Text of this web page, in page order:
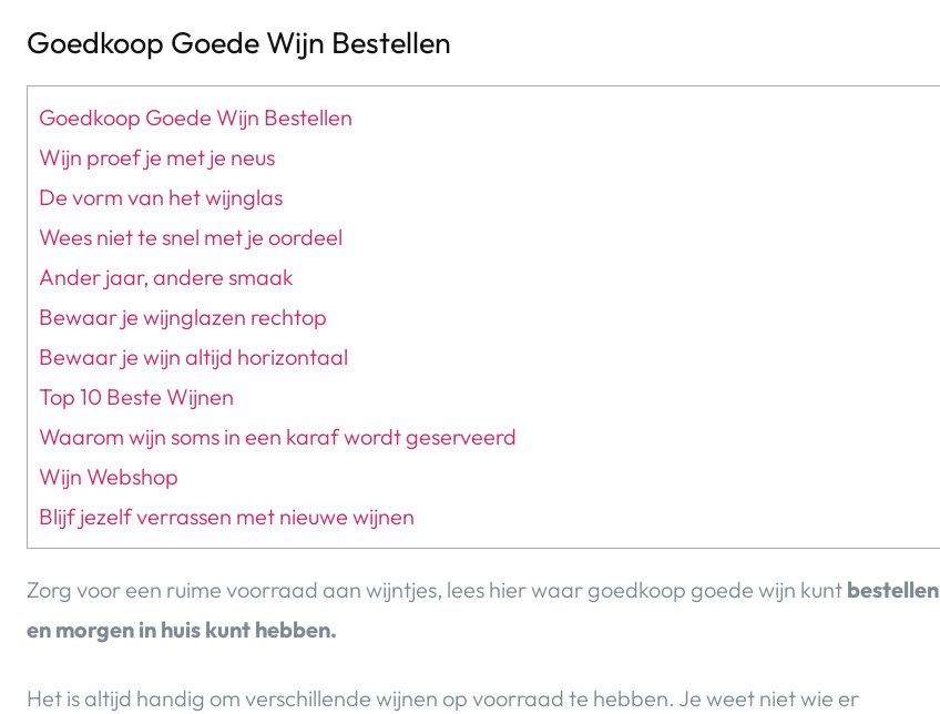
Goedkoop Goede Wijn Bestellen
Goedkoop Goede Wijn Bestellen
Wijn proef je met je neus
De vorm van het wijnglas
Wees niet te snel met je oordeel
Ander jaar, andere smaak
Bewaar je wijnglazen rechtop
Bewaar je wijn altijd horizontaal
Top 10 Beste Wijnen
Waarom wijn soms in een karaf wordt geserveerd
Wijn Webshop
Blijf jezelf verrassen met nieuwe wijnen
Zorg voor een ruime voorraad aan wijntjes, lees hier waar goedkoop goede wijn kunt bestellen
en morgen in huis kunt hebben.
Het is altijd handig om verschillende wijnen op voorraad te hebben. Je weet niet wie er